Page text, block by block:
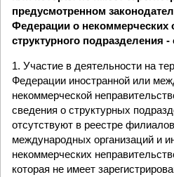
предусмотренном
Федерации о некоммерческих
структурного подразделения -
1. Участие в деятельности на
Федерации иностранной или
некоммерческой
сведения о структурных
отсутствуют в реестре
международных организаций и
некоммерческих
которая не имеет